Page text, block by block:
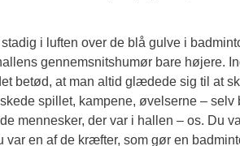
i luften over de blå gulve i
gennemsnitshumør bare højere.
betød, at man altid glædede sig til at
spillet, kampene, øvelserne – selv
mennesker, der var i hallen – os. Du
en af de kræfter, som gør en